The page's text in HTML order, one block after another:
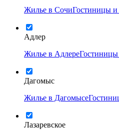
Жилье в СочиГостиницы и
Адлер
Жилье в АдлереГостиницы
Дагомыс
Жилье в Дагомысе
Лазаревское